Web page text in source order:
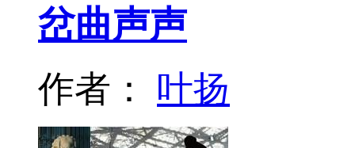
岔曲声声
作者： 叶扬